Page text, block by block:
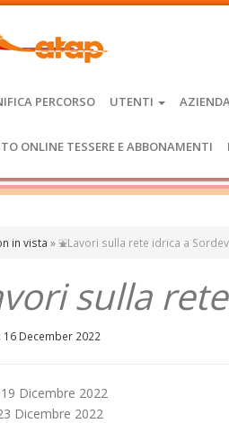
PERCORSO UTENTI
ONLINE TESSERE E ABBONAMENTI
in vista »⛲Lavori sulla rete idrica a
sulla
16 December 2022
Dicembre 2022
Dicembre 2022